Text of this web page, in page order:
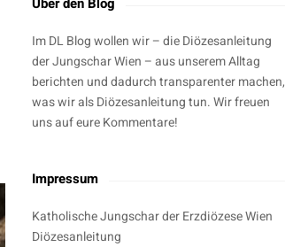
Im DL Blog wollen wir – die Diözesanleitung
der Jungschar Wien – aus unserem Alltag
berichten und dadurch transparenter machen,
was wir als Diözesanleitung tun. Wir freuen
uns auf eure Kommentare!
Impressum
Katholische Jungschar der Erzdiözese Wien
Diözesanleitung